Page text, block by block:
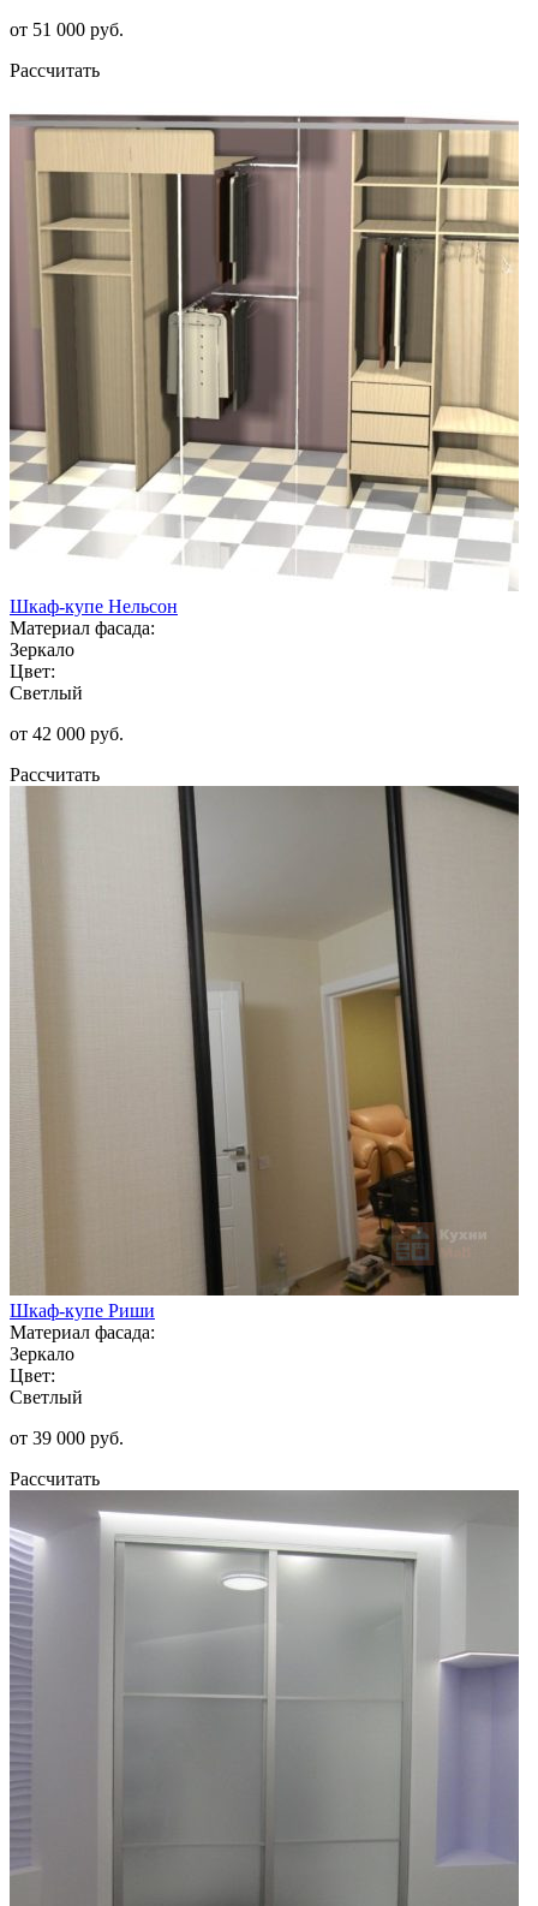
от 51 000 руб.
Рассчитать
Шкаф-купе Нельсон
Материал фасада:
Зеркало
Цвет:
Светлый
от 42 000 руб.
Рассчитать
Шкаф-купе Риши
Материал фасада:
Зеркало
Цвет:
Светлый
от 39 000 руб.
Рассчитать